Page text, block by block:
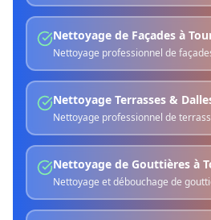
Nettoyage de Façades à
Nettoyage professionnel de
Nettoyage Terrasses &
Nettoyage professionnel de
Nettoyage de Gouttières à
Nettoyage et débouchage de